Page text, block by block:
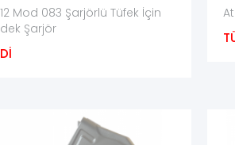
Mod 083 Şarjörlü Tüfek İçin
Şarjör